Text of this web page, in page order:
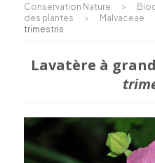
Conservation Nature >
des plantes
> Malvaceae
trimestris
Lavatère à